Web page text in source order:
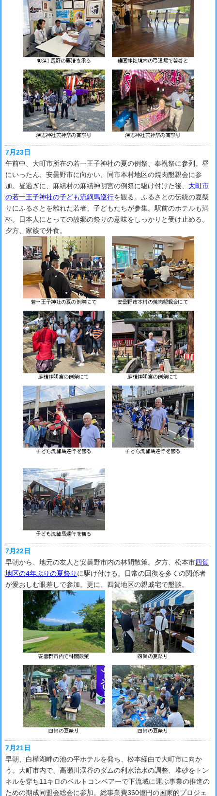
7月23日
午前中、大町市所在の若一王子神社の夏の例祭、奉祝祭に参列。昼
にいったん、安曇野市に向かい、同市本村地区の焼肉懇親会に参
加。昼過ぎに、麻績村の麻績神明宮の例祭に駆け付けた後、 大町市
の若一王子神社の子ども流鏑馬巡行を観る。ふるさとの伝統の夏祭
りにふるさとを離れた若者、子どもたちが参集。駅前のホテルも満
杯。日本人にとっての故郷の祭りの意味をしっかりと受け止める。
夕方、家族で外食。
7月22日
早朝から、地元の友人と安曇野市内の林間散策。夕方、松本市四賀
地区の4年ぶりの夏祭り に駆け付ける。日常の回復を多くの関係者
が愛おしむ眼差しで参加。更に、四賀地区の親戚宅で懇談。
7月21日
早朝、白樺湖畔の池の平ホテルを発ち、松本経由で大町市に向か
う。大町市内で、高瀬川渓谷のダムの利水治水の調整、堆砂をトン
ネルを穿ち11キロのベルトコンベアーで下流域に運ぶ事業の推進の
ための期成同盟会総会に参加。総事業費360億円の国家的プロジェ